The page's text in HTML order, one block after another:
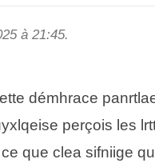
à 21:45.
démhacre
perçois les
que clea sifnigie